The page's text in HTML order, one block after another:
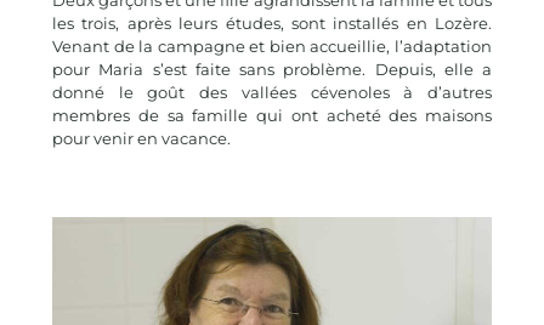
les trois, après leurs études, sont installés en Lozère.
Venant de la campagne et bien accueillie, l’adaptation
pour Maria s’est faite sans problème. Depuis, elle a
donné le goût des vallées cévenoles à d’autres
membres de sa famille qui ont acheté des maisons
pour venir en vacance.